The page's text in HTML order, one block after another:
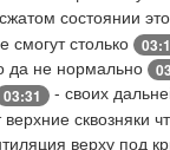
состоянии
столько
да не нормально
03:31 - своих
сквозняки
верху под